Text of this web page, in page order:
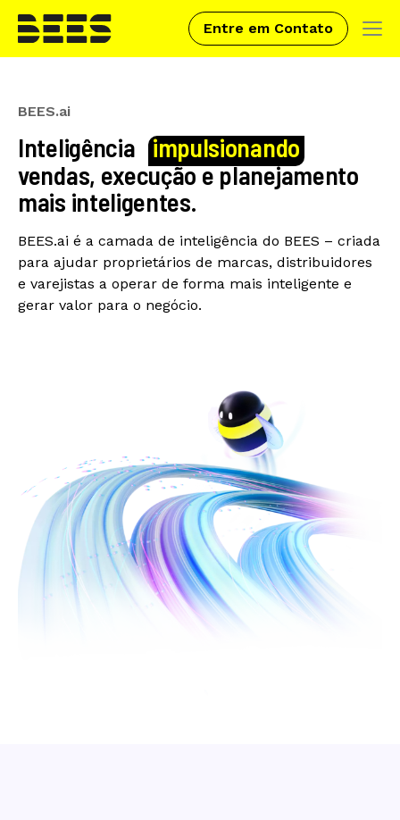
content
Entre em Contato
BEES.ai
Inteligência impulsionando
vendas, execução e planejamento
mais inteligentes.
BEES.ai é a camada de inteligência do BEES – criada
para ajudar proprietários de marcas, distribuidores
e varejistas a operar de forma mais inteligente e
gerar valor para o negócio.